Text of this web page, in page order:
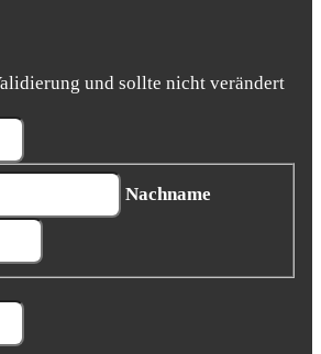
und sollte nicht verändert
Nachname